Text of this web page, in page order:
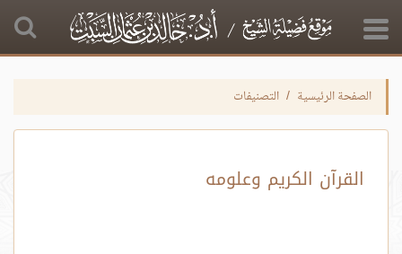
الصفحة الرئيسية التصنيفات
القرآن الكريم وعلومه